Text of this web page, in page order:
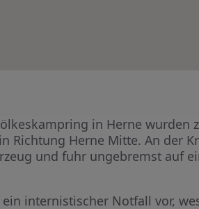
in Herne wurden
Richtung Herne Mitte. An der
und fuhr ungebremst auf
internistischer Notfall vor,